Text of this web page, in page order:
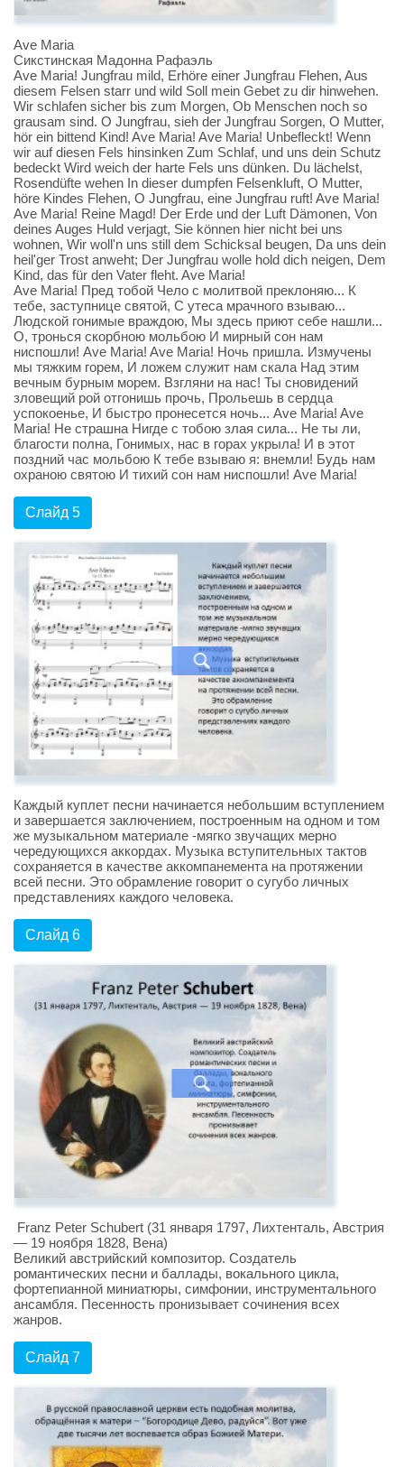
Ave Maria
Сикстинская Мадонна Рафаэль
Ave Maria! Jungfrau mild, Erhöre einer Jungfrau Flehen, Aus
diesem Felsen starr und wild Soll mein Gebet zu dir hinwehen.
Wir schlafen sicher bis zum Morgen, Ob Menschen noch so
grausam sind. O Jungfrau, sieh der Jungfrau Sorgen, O Mutter,
hör ein bittend Kind! Ave Maria! Ave Maria! Unbefleckt! Wenn
wir auf diesen Fels hinsinken Zum Schlaf, und uns dein Schutz
bedeckt Wird weich der harte Fels uns dünken. Du lächelst,
Rosendüfte wehen In dieser dumpfen Felsenkluft, O Mutter,
höre Kindes Flehen, O Jungfrau, eine Jungfrau ruft! Ave Maria!
Ave Maria! Reine Magd! Der Erde und der Luft Dämonen, Von
deines Auges Huld verjagt, Sie können hier nicht bei uns
wohnen, Wir woll'n uns still dem Schicksal beugen, Da uns dein
heil'ger Trost anweht; Der Jungfrau wolle hold dich neigen, Dem
Kind, das für den Vater fleht. Ave Maria!
Ave Maria! Пред тобой Чело с молитвой преклоняю... К
тебе, заступнице святой, С утеса мрачного взываю...
Людской гонимые враждою, Мы здесь приют себе нашли...
О, тронься скорбною мольбою И мирный сон нам
ниспошли! Ave Maria! Ave Maria! Ночь пришла. Измучены
мы тяжким горем, И ложем служит нам скала Над этим
вечным бурным морем. Взгляни на нас! Ты сновидений
зловещий рой отгонишь прочь, Прольешь в сердца
успокоенье, И быстро пронесется ночь... Ave Maria! Ave
Maria! Не страшна Нигде с тобою злая сила... Не ты ли,
благости полна, Гонимых, нас в горах укрыла! И в этот
поздний час мольбою К тебе взываю я: внемли! Будь нам
охраною святою И тихий сон нам ниспошли! Ave Maria!
Слайд 5
Каждый куплет песни начинается небольшим вступлением
и завершается заключением, построенным на одном и том
же музыкальном материале -мягко звучащих мерно
чередующихся аккордах. Музыка вступительных тактов
сохраняется в качестве аккомпанемента на протяжении
всей песни. Это обрамление говорит о сугубо личных
представлениях каждого человека.
Слайд 6
Franz Peter Schubert (31 января 1797, Лихтенталь, Австрия
— 19 ноября 1828, Вена)
Великий австрийский композитор. Создатель
романтических песни и баллады, вокального цикла,
фортепианной миниатюры, симфонии, инструментального
ансамбля. Песенность пронизывает сочинения всех
жанров.
Слайд 7